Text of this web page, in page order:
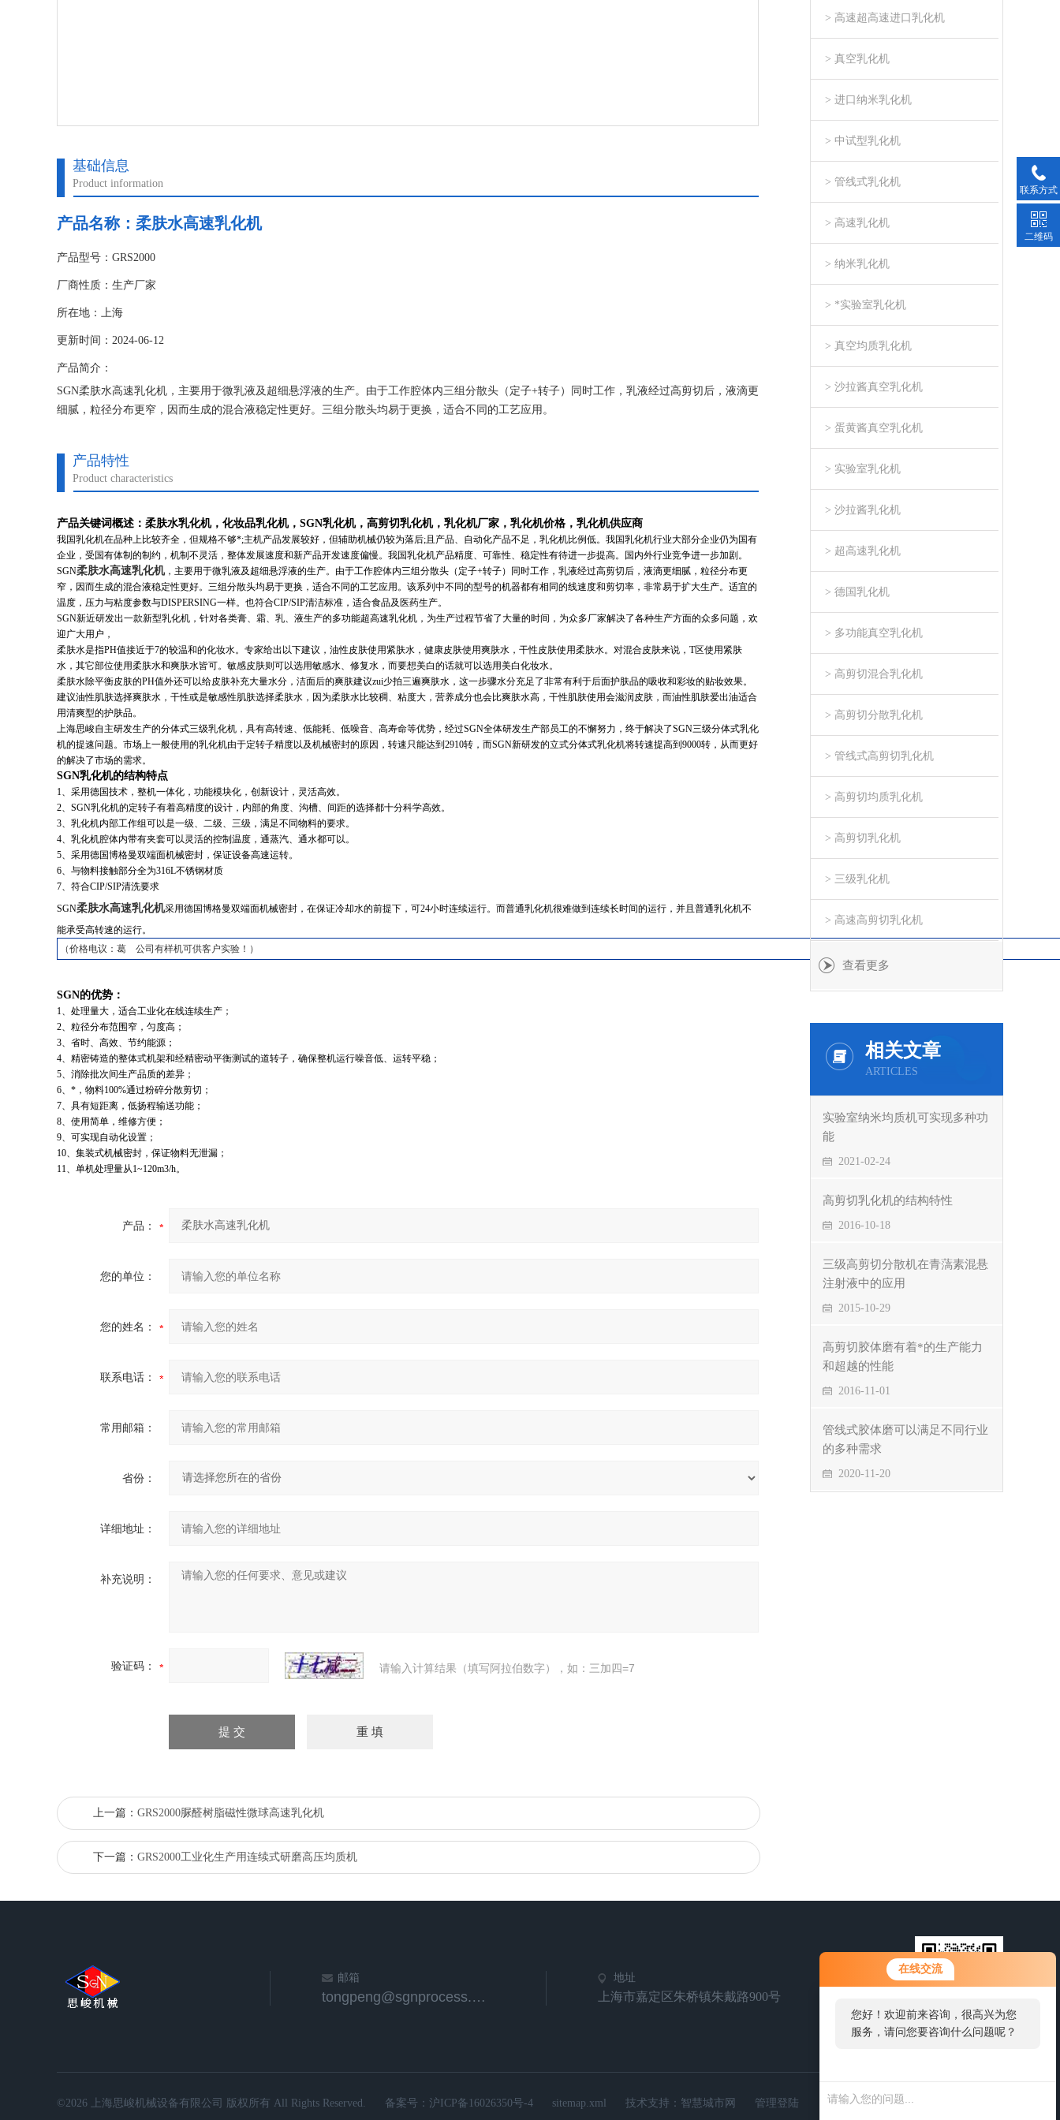
在线交流
您好！欢迎前来咨询，很高兴为您
服务，请问您要咨询什么问题呢？
基础信息
Product information
产品名称：柔肤水高速乳化机
产品型号：GRS2000
厂商性质：生产厂家
所在地：上海
更新时间：2024-06-12
产品简介：
SGN柔肤水高速乳化机，主要用于微乳液及超细悬浮液的生产。由于工作腔体内三组分散头（定子+转子）同时工作，乳液经过高剪切后，液滴更
细腻，粒径分布更窄，因而生成的混合液稳定性更好。三组分散头均易于更换，适合不同的工艺应用。
产品特性
Product characteristics
产品关键词概述：柔肤水乳化机，化妆品乳化机，SGN乳化机，高剪切乳化机，乳化机厂家，乳化机价格，乳化机供应商
我国乳化机在品种上比较齐全，但规格不够*;主机产品发展较好，但辅助机械仍较为落后;且产品、自动化产品不足，乳化机比例低。我国乳化机行业大部分企业仍为国有
企业，受国有体制的制约，机制不灵活，整体发展速度和新产品开发速度偏慢。我国乳化机产品精度、可靠性、稳定性有待进一步提高。国内外行业竞争进一步加剧。
SGN柔肤水高速乳化机，主要用于微乳液及超细悬浮液的生产。由于工作腔体内三组分散头（定子+转子）同时工作，乳液经过高剪切后，液滴更细腻，粒径分布更
窄，因而生成的混合液稳定性更好。三组分散头均易于更换，适合不同的工艺应用。该系列中不同的型号的机器都有相同的线速度和剪切率，非常易于扩大生产。适宜的
温度，压力与粘度参数与DISPERSING一样。也符合CIP/SIP清洁标准，适合食品及医药生产。
SGN新近研发出一款新型乳化机，针对各类膏、霜、乳、液生产的多功能超高速乳化机，为生产过程节省了大量的时间，为众多厂家解决了各种生产方面的众多问题，欢
迎广大用户，
柔肤水是指PH值接近于7的较温和的化妆水。专家给出以下建议，油性皮肤使用紧肤水，健康皮肤使用爽肤水，干性皮肤使用柔肤水。对混合皮肤来说，T区使用紧肤
水，其它部位使用柔肤水和爽肤水皆可。敏感皮肤则可以选用敏感水、修复水，而要想美白的话就可以选用美白化妆水。
柔肤水除平衡皮肤的PH值外还可以给皮肤补充大量水分，洁面后的爽肤建议zui少拍三遍爽肤水，这一步骤水分充足了非常有利于后面护肤品的吸收和彩妆的贴妆效果。
建议油性肌肤选择爽肤水，干性或是敏感性肌肤选择柔肤水，因为柔肤水比较稠、粘度大，营养成分也会比爽肤水高，干性肌肤使用会滋润皮肤，而油性肌肤爱出油适合
用清爽型的护肤品。
上海思峻自主研发生产的分体式三级乳化机，具有高转速、低能耗、低噪音、高寿命等优势，经过SGN全体研发生产部员工的不懈努力，终于解决了SGN三级分体式乳化
机的提速问题。市场上一般使用的乳化机由于定转子精度以及机械密封的原因，转速只能达到2910转，而SGN新研发的立式分体式乳化机将转速提高到9000转，从而更好
的解决了市场的需求。
SGN乳化机的结构特点
1、采用德国技术，整机一体化，功能模块化，创新设计，灵活高效。
2、SGN乳化机的定转子有着高精度的设计，内部的角度、沟槽、间距的选择都十分科学高效。
3、乳化机内部工作组可以是一级、二级、三级，满足不同物料的要求。
4、乳化机腔体内带有夹套可以灵活的控制温度，通蒸汽、通水都可以。
5、采用德国博格曼双端面机械密封，保证设备高速运转。
6、与物料接触部分全为316L不锈钢材质
7、符合CIP/SIP清洗要求
SGN柔肤水高速乳化机采用德国博格曼双端面机械密封，在保证冷却水的前提下，可24小时连续运行。而普通乳化机很难做到连续长时间的运行，并且普通乳化机不
能承受高转速的运行。
（价格电议：葛 公司有样机可供客户实验！）
SGN的优势：
1、处理量大，适合工业化在线连续生产；
2、粒径分布范围窄，匀度高；
3、省时、高效、节约能源；
4、精密铸造的整体式机架和经精密动平衡测试的道转子，确保整机运行噪音低、运转平稳；
5、消除批次间生产品质的差异；
6、*，物料100%通过粉碎分散剪切；
7、具有短距离，低扬程输送功能；
8、使用简单，维修方便；
9、可实现自动化设置；
10、集装式机械密封，保证物料无泄漏；
11、单机处理量从1~120m3/h。
产品：
您的单位：
您的姓名：
联系电话：
常用邮箱：
省份：
详细地址：
补充说明：
验证码： 请输入计算结果（填写阿拉伯数字），如：三加四=7
上一篇： GRS2000脲醛树脂磁性微球高速乳化机
下一篇： GRS2000工业化生产用连续式研磨高压均质机
> 高速超高速进口乳化机
> 真空乳化机
> 进口纳米乳化机
> 中试型乳化机
> 管线式乳化机
> 高速乳化机
> 纳米乳化机
> *实验室乳化机
> 真空均质乳化机
> 沙拉酱真空乳化机
> 蛋黄酱真空乳化机
> 实验室乳化机
> 沙拉酱乳化机
> 超高速乳化机
> 德国乳化机
> 多功能真空乳化机
> 高剪切混合乳化机
> 高剪切分散乳化机
> 管线式高剪切乳化机
> 高剪切均质乳化机
> 高剪切乳化机
> 三级乳化机
> 高速高剪切乳化机
查看更多
相关文章
ARTICLES
实验室纳米均质机可实现多种功
能
2021-02-24
高剪切乳化机的结构特性
2016-10-18
三级高剪切分散机在青薃素混悬
注射液中的应用
2015-10-29
高剪切胶体磨有着*的生产能力
和超越的性能
2016-11-01
管线式胶体磨可以满足不同行业
的多种需求
2020-11-20
邮箱
tongpeng@sgnprocess.com
地址
上海市嘉定区朱桥镇朱戴路900号
©2026 上海思峻机械设备有限公司 版权所有 All Rights Reserved. 备案号： 沪ICP备16026350号-4 sitemap.xml 技术支持： 智慧城市网 管理登陆
联系方式
二维码